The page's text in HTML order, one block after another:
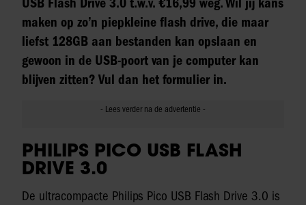
maken op zo’n piepkleine flash drive, die maar
liefst 128GB aan bestanden kan opslaan en
gewoon in de USB-poort van je computer kan
blijven zitten? Vul dan het formulier in.
PHILIPS PICO USB FLASH
DRIVE 3.0
De ultracompacte Philips Pico USB Flash Drive 3.0 is